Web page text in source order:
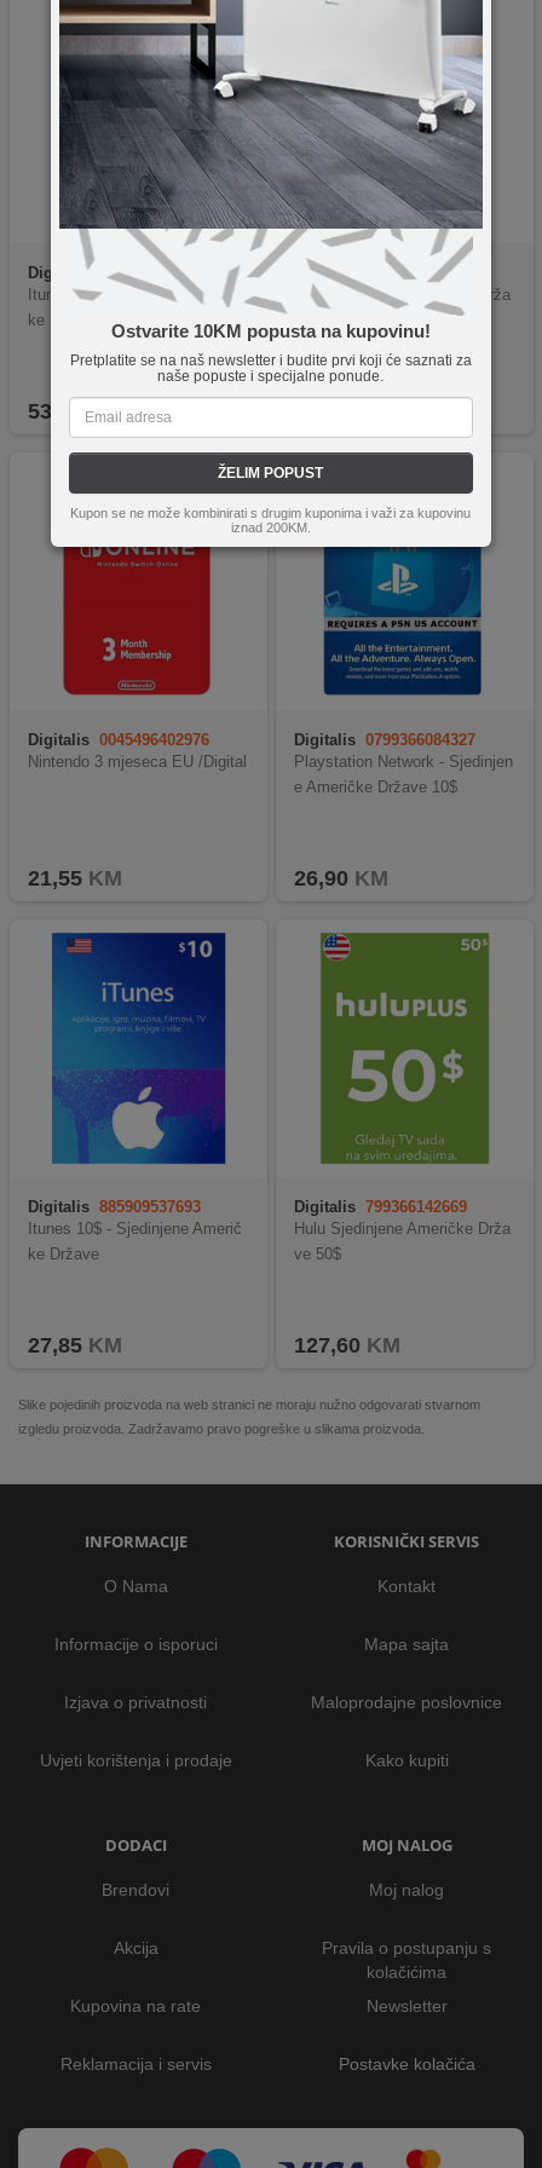
Ostvarite 10KM popusta na kupovinu!
Pretplatite se na naš newsletter i budite prvi koji će saznati za
naše popuste i specijalne ponude.
ŽELIM POPUST
Kupon se ne može kombinirati s drugim kuponima i važi za kupovinu
iznad 200KM.
Digitalis
8012080007208
Itunes 20$ - Sjedinjene Američ
ke Države
53,75 KM
Digitalis
799366142775
Hulu Sjedinjene Američke Drža
ve 100$
Digitalis 0045496402976
Nintendo 3 mjeseca EU /Digital
21,55KM
Digitalis 0799366084327
Playstation Network - Sjedinjen
e Američke Države 10$
26,90 KM
Digitalis 885909537693
Itunes 10$ - Sjedinjene Američ
ke Države
27,85KM
Digitalis 799366142669
Hulu Sjedinjene Američke Drža
ve 50$
127,60 KM
Slike pojedinih proizvoda na web stranici ne moraju nužno odgovarati stvarnom
izgledu proizvoda. Zadržavamo pravo pogreške u slikama proizvoda.
INFORMACIJE
O Nama
Informacije o isporuci
Izjava o privatnosti
Uvjeti korištenja i prodaje
KORISNIČKI SERVIS
Kontakt
Mapa sajta
Maloprodajne poslovnice
Kako kupiti
DODACI
Brendovi
Akcija
Kupovina na rate
Reklamacija i servis
MOJ NALOG
Moj nalog
Pravila o postupanju s
kolačićima
Newsletter
Postavke kolačića